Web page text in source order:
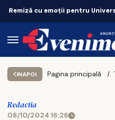
INAPOI Pagina principală
Redactia
08/10/2024 16:26